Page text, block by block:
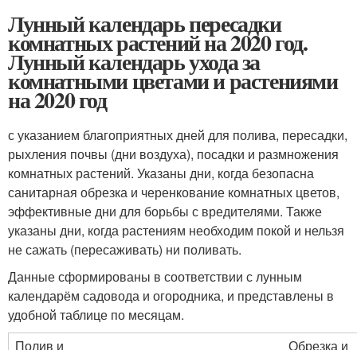
Лунный календарь пересадки
комнатных растений на 2020 год.
Лунный календарь ухода за
комнатными цветами и растениями
на 2020 год
с указанием благоприятных дней для полива, пересадки,
рыхления почвы (дни воздуха), посадки и размножения
комнатных растений. Указаны дни, когда безопасна
санитарная обрезка и черенкование комнатных цветов,
эффективные дни для борьбы с вредителями. Также
указаны дни, когда растениям необходим покой и нельзя
не сажать (пересаживать) ни поливать.
Данные сформированы в соответствии с лунным
календарём садовода и огородника, и представлены в
удобной таблице по месяцам.
Полив и
Обрезка и